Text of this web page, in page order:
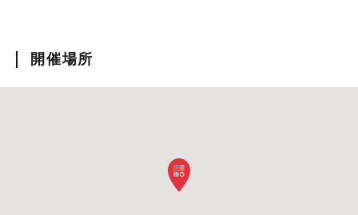
開催場所